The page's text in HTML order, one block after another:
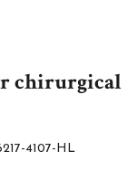
chirurgical
4107-HL